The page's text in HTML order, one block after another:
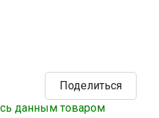
Поделиться
данным товаром